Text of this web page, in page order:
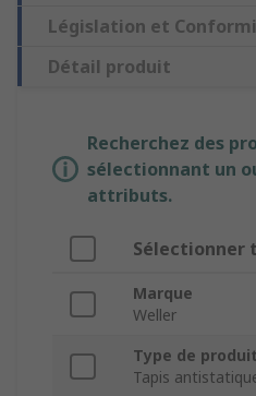
Législation et
Détail produit
Recherchez des
sélectionnant un
attributs.
Sélectionner
Marque
Weller
Type de produit
Tapis